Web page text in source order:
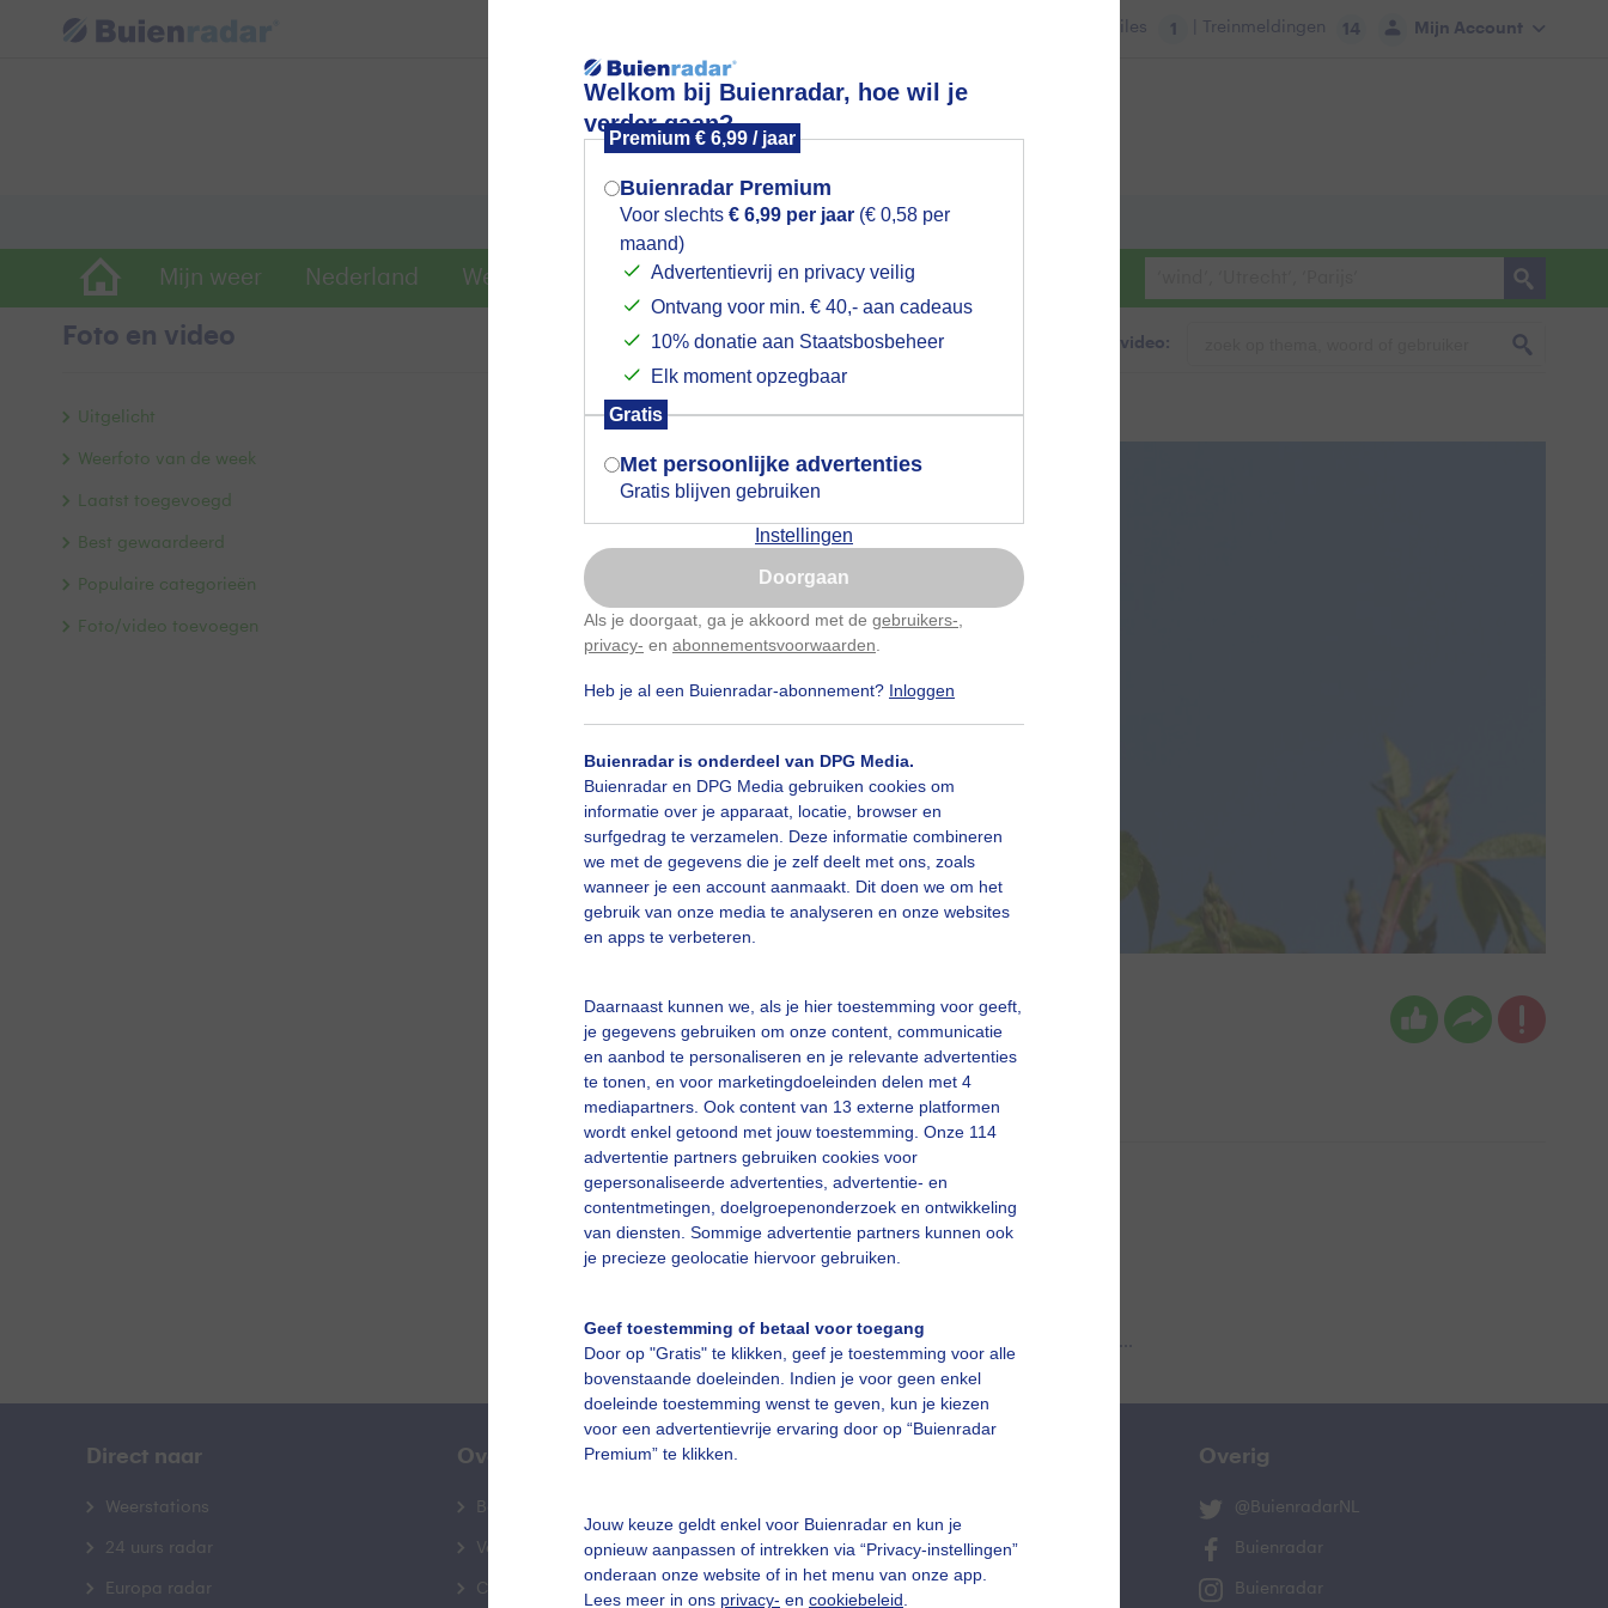
Welkom bij Buienradar, hoe wil je
verder gaan?
Premium € 6,99 / jaar
Buienradar Premium
Voor slechts € 6,99 per jaar (€ 0,58 per
maand)
Advertentievrij en privacy veilig
Ontvang voor min. € 40,- aan cadeaus
10% donatie aan Staatsbosbeheer
Elk moment opzegbaar
Gratis
Met persoonlijke advertenties
Gratis blijven gebruiken
Instellingen
Doorgaan
Als je doorgaat, ga je akkoord met de gebruikers-
privacy- en abonnementsvoorwaarden
Heb je al een Buienradar-abonnement? Inloggen
Buienradar is onderdeel van DPG Media.
Buienradar en DPG Media gebruiken cookies om
informatie over je apparaat, locatie, browser en
surfgedrag te verzamelen. Deze informatie combineren
we met de gegevens die je zelf deelt met ons, zoals
wanneer je een account aanmaakt. Dit doen we om het
gebruik van onze media te analyseren en onze websites
en apps te verbeteren.
Daarnaast kunnen we, als je hier toestemming voor geeft,
je gegevens gebruiken om onze content, communicatie
en aanbod te personaliseren en je relevante advertenties
te tonen, en voor marketingdoeleinden delen met 4
mediapartners. Ook content van 13 externe platformen
wordt enkel getoond met jouw toestemming. Onze 114
advertentie partners gebruiken cookies voor
gepersonaliseerde advertenties, advertentie- en
contentmetingen, doelgroepenonderzoek en ontwikkeling
van diensten. Sommige advertentie partners kunnen ook
je precieze geolocatie hiervoor gebruiken.
Geef toestemming of betaal voor toegang
Door op "Gratis" te klikken, geef je toestemming voor alle
bovenstaande doeleinden. Indien je voor geen enkel
doeleinde toestemming wenst te geven, kun je kiezen
voor een advertentievrije ervaring door op “Buienradar
Premium” te klikken.
Jouw keuze geldt enkel voor Buienradar en kun je
opnieuw aanpassen of intrekken via “Privacy-instellingen”
onderaan onze website of in het menu van onze app.
Lees meer in ons privacy- en cookiebeleid
Mijn Account
Files 1 | Treinmeldingen 14
Lees meer.
Mijn weer Nederland Wereldwijd Foto en video Weerzine
Foto en video Zoeken in foto & video:
blauwe lucht
Door: Ria Luttikhold Gemaakt: 30-04-2026, 18x bekeken
Bekijk slideshow
Een moment geduld aub...
Uitgelicht
Weerfoto van de week
Laatst toegevoegd
Best gewaardeerd
Populaire categorieën
Foto/video toevoegen
Direct naar
Weerstations
24 uurs radar
Europa radar
Over Buienradar
Bedrijfsgegevens
Veelgestelde vragen
Contact
Overig
@BuienradarNL
Buienradar
Buienradar
Mogen we je locatie gebruiken voor
het weer?
Indien je hier nog geen akkoord op hebt
gegeven, verschijnt er zo een pop-up uit
je browser waarin deze toestemming
gevraagd wordt.
Is goed, toon de popup
Nu niet, misschien later
Gebruik je Safari en wil je niet elke dag deze pop-up
Klikhierom dit aan te passen